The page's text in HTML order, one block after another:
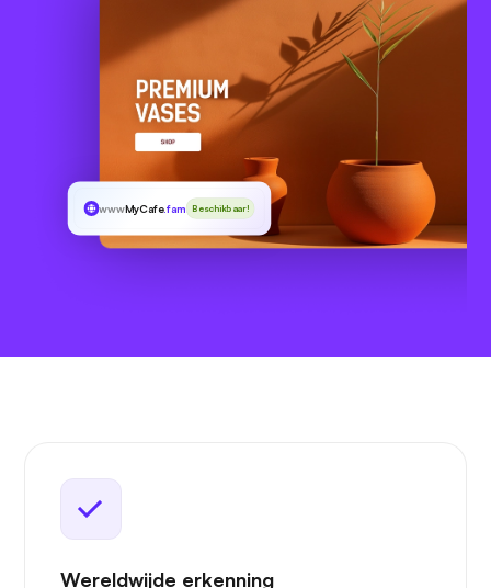
wwwMyCafe.familyBeschikbaar!
Wereldwijde erkenning